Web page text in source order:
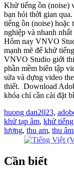
Khử tiếng ồn (noise)
bạn hỏi thời gian
tiếng ồn (noise) hoặc
nghiệp và nhanh
Hôm nay VNVO
mạnh mẽ để khử
VNVO Studio giới
phần mềm biên tập
sửa và dựng video
thiết. Download
khóa chỉ cần cài đặt
huong dan2023,
khử tạp âm, khử
lượng, thu am, thu
Cần biết